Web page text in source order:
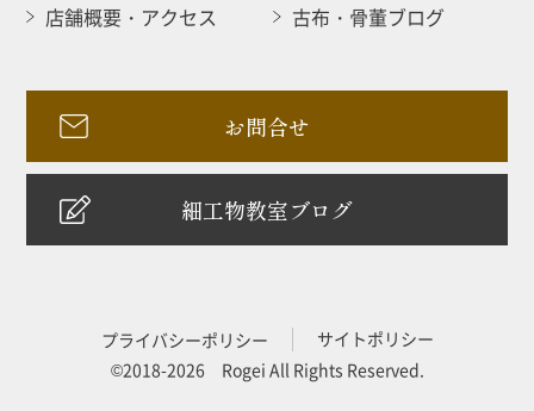
店舗概要・アクセス 古布・骨董ブログ
お問合せ
細工物教室ブログ
プライバシーポリシー
サイトポリシー
©2018-2026 Rogei All Rights Reserved.